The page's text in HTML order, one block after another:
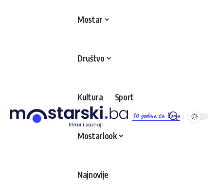
10 godina sa Vama
Mostar
Društvo
Kultura Sport
Mostarlook
Najnovije